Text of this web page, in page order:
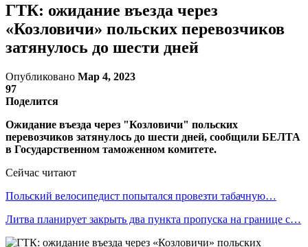
ГТК: ожидание въезда через
«Козловичи» польских перевозчиков
затянулось до шести дней
Опубликовано Мар 4, 2023
97
Поделится
Ожидание въезда через "Козловичи" польских
перевозчиков затянулось до шести дней, сообщили БЕЛТА
в Государственном таможенном комитете.
Сейчас читают
Польский велосипедист попытался провезти табачную…
Литва планирует закрыть два пункта пропуска на границе с…